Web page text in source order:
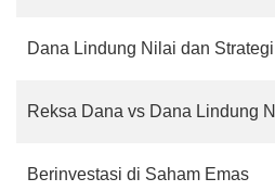
Dana Lindung Nilai dan
Reksa Dana vs Dana Lindung
Berinvestasi di Saham Emas